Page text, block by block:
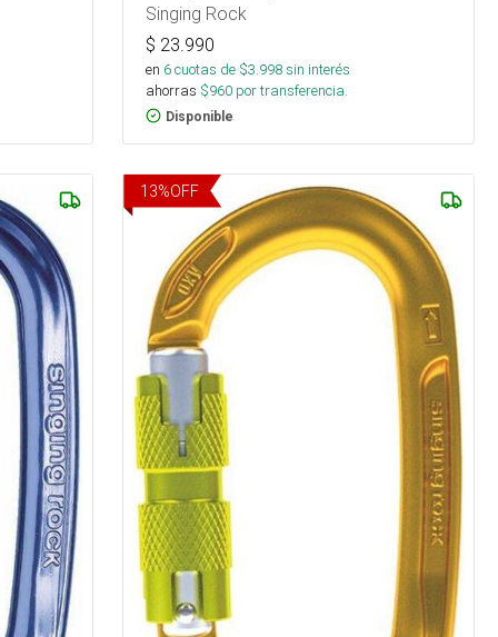
Singing Rock
$ 23.990
en 6cuotas de $3.998sin interés
ahorras $960 por transferencia.
Disponible
13%OFF